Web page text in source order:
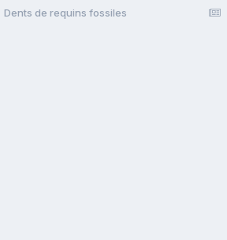
Dents de requins fossiles